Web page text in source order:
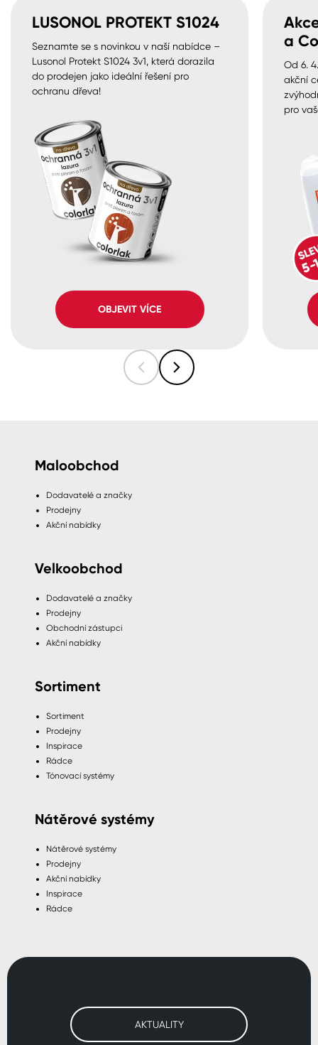
LUSONOL PROTEKT S1024
Seznamte se s novinkou v naší nabídce –
Lusonol Protekt S1024 3v1, která dorazila
do prodejen jako ideální řešení pro
ochranu dřeva!
OBJEVIT VÍCE
a
Od 6.
akční
pro
Maloobchod
Dodavatelé a značky
Prodejny
Akční nabídky
Velkoobchod
Dodavatelé a značky
Prodejny
Obchodní zástupci
Akční nabídky
Sortiment
Sortiment
Prodejny
Inspirace
Rádce
Tónovací systémy
Nátěrové systémy
Nátěrové systémy
Prodejny
Akční nabídky
Inspirace
Rádce
AKTUALITY